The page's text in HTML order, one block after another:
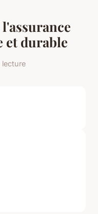
l'assurance
et durable
lecture